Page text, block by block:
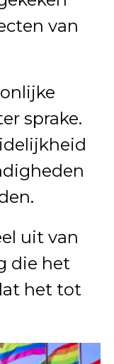
van
sprake.
uit van
die het
het tot